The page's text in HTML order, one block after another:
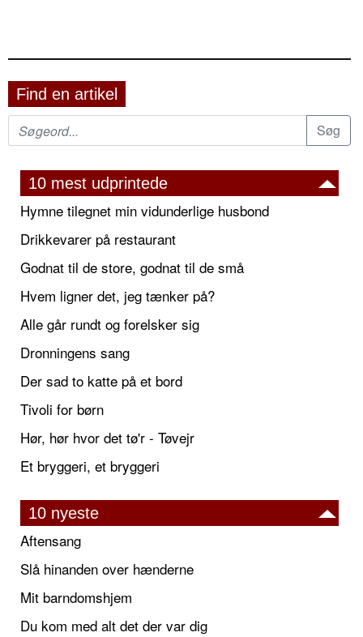
Find en artikel
10 mest udprintede
Hymne tilegnet min vidunderlige husbond
Drikkevarer på restaurant
Godnat til de store, godnat til de små
Hvem ligner det, jeg tænker på?
Alle går rundt og forelsker sig
Dronningens sang
Der sad to katte på et bord
Tivoli for børn
Hør, hør hvor det tø'r - Tøvejr
Et bryggeri, et bryggeri
10 nyeste
Aftensang
Slå hinanden over hænderne
Mit barndomshjem
Du kom med alt det der var dig